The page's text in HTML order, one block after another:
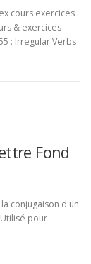
cours exercices
& exercices
: Irregular Verbs
Fond
conjugaison d'un
pour